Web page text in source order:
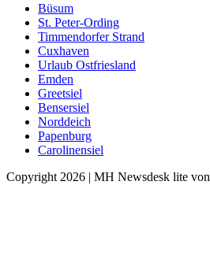
Büsum
St. Peter-Ording
Timmendorfer Strand
Cuxhaven
Urlaub Ostfriesland
Emden
Greetsiel
Bensersiel
Norddeich
Papenburg
Carolinensiel
Copyright 2026 | MH Newsdesk lite von